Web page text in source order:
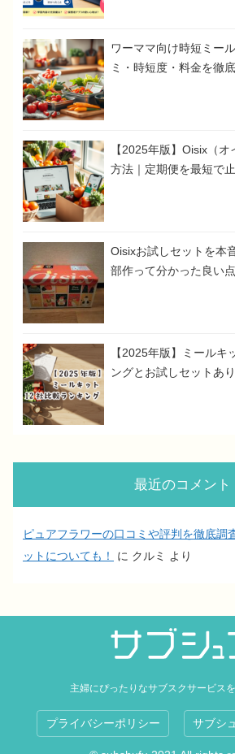
ワーママ向け時短ミー
ミ・時短度・料金を徹
【2025年版】Oisix（
方法｜定期便を最短で
Oisixお試しセットを本
部作って分かった良い
【2025年版】ミールキ
ングとお試しセットあり
最近のコメント
ピュアフラワーの口コミや評判を徹底調
ットについても！
に クルミ より
主婦にぴったりなサブスクサービス
プライバシーポリシー サブシ